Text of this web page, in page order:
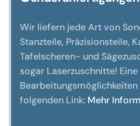
Wir liefern jede Art von
Stanzteile, Präzisionsteile,
Tafelscheren- und
sogar Laserzuschnitte!
folgenden Link: Mehr